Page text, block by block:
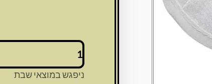
כמות
של
כיפה
סטן
ניפגש במוצאי שבת